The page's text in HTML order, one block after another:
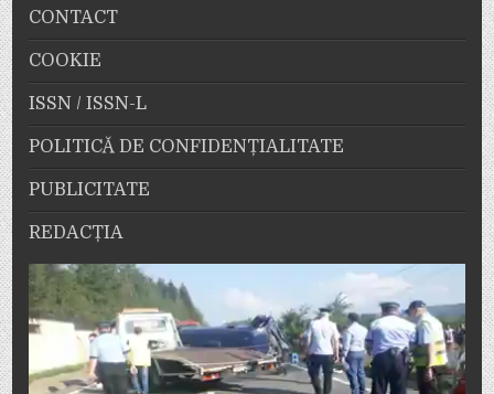
CONTACT
COOKIE
ISSN / ISSN-L
POLITICĂ DE CONFIDENȚIALITATE
PUBLICITATE
REDACȚIA